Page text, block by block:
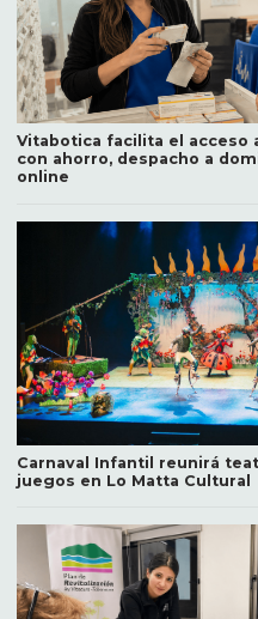
Vitabotica facilita el acceso
con ahorro, despacho a
online
Carnaval Infantil reunirá
juegos en Lo Matta Cultural